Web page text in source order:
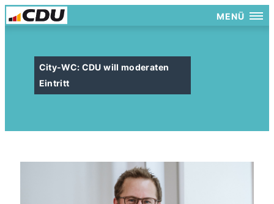
MENÜ
City-WC: CDU will moderaten
Eintritt